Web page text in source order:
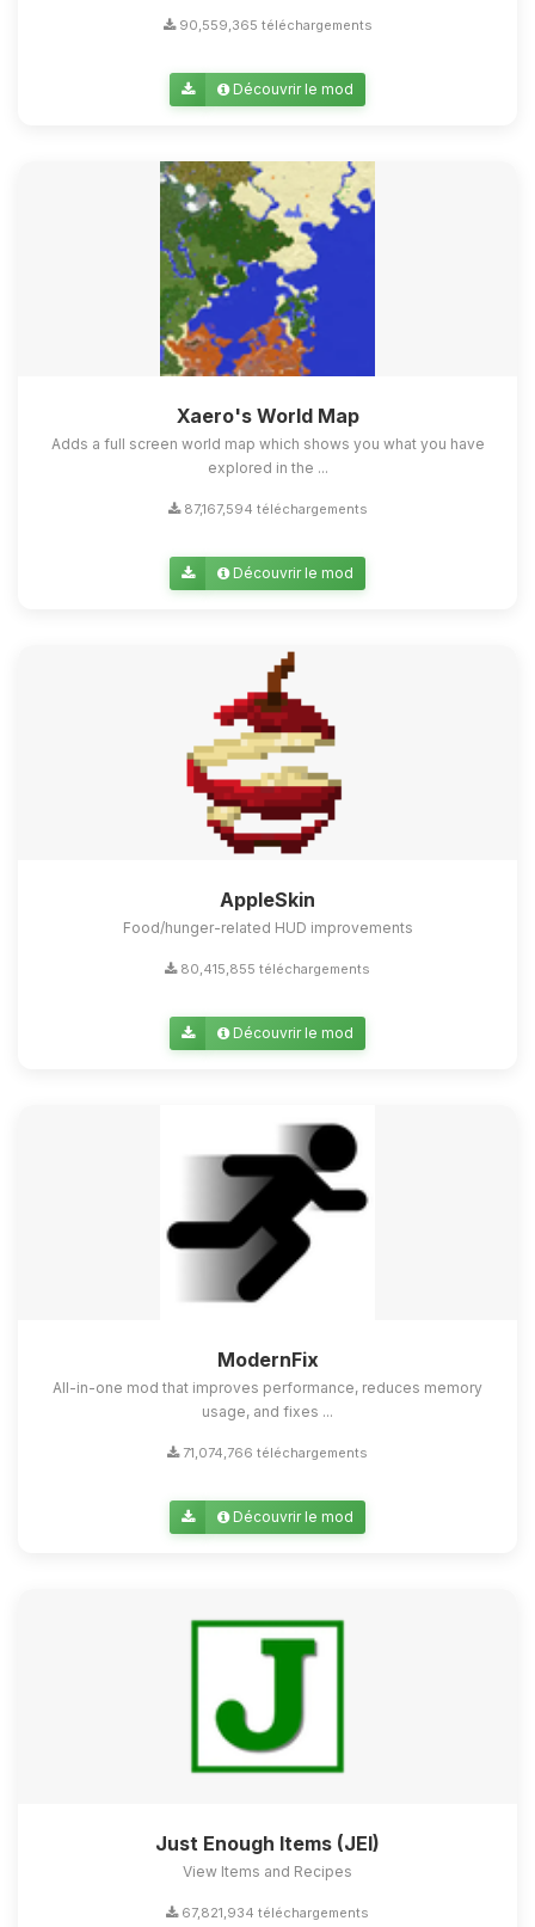
90,559,365 téléchargements
Découvrir le mod
Xaero's World Map
Adds a full screen world map which shows you what you have
explored in the ...
87,167,594 téléchargements
Découvrir le mod
AppleSkin
Food/hunger-related HUD improvements
80,415,855 téléchargements
Découvrir le mod
ModernFix
All-in-one mod that improves performance, reduces memory
usage, and fixes ...
71,074,766 téléchargements
Découvrir le mod
Just Enough Items (JEI)
View Items and Recipes
67,821,934 téléchargements